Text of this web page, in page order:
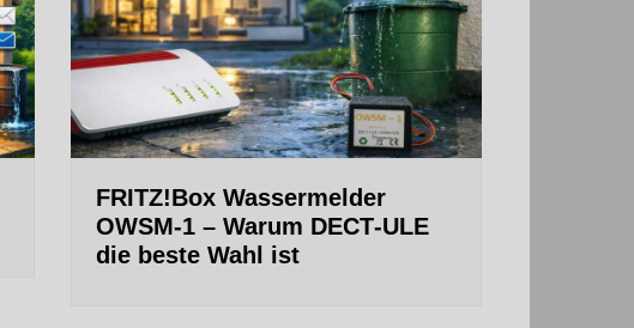
FRITZ!Box Wassermelder
OWSM-1 – Warum DECT‑ULE
die beste Wahl ist